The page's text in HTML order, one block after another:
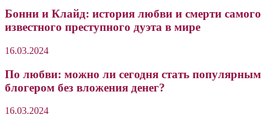
Бонни и Клайд: история любви и смерти самого
известного преступного дуэта в мире
16.03.2024
По любви: можно ли сегодня стать популярным
блогером без вложения денег?
16.03.2024